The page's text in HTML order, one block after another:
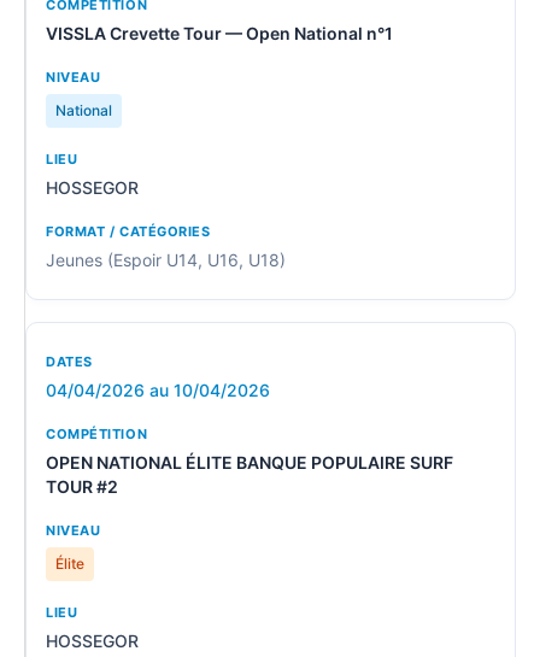
VISSLA Crevette Tour — Open National n°1
National
HOSSEGOR
Jeunes (Espoir U14, U16, U18)
04/04/2026 au 10/04/2026
OPEN NATIONAL ÉLITE BANQUE POPULAIRE SURF
TOUR #2
Élite
HOSSEGOR